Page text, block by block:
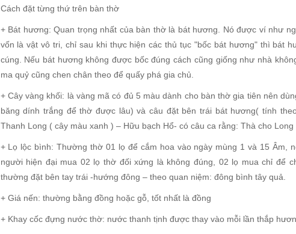
Cách đặt từng thứ trên bàn thờ
+ Bát hương: Quan trọng nhất của bàn thờ là bát hương. Nó được ví như
vốn là vật vô tri, chỉ sau khi thực hiện các thủ tục "bốc bát hương" thì bát
cúng. Nếu bát hương không được bốc đúng cách cũng giống như nhà
ma quỷ cũng chen chân theo để quấy phá gia chủ.
+ Cây vàng khối: là vàng mã có đủ 5 màu dành cho bàn thờ gia tiên nên
băng dính trắng để thờ được lâu) và câu đặt bên trái bát hương( tính
Thanh Long ( cây màu xanh ) – Hữu bạch Hổ- có câu ca rằng: Thà cho
+ Lọ lộc bình: Thường thờ 01 lọ để cắm hoa vào ngày mùng 1 và 15 Âm,
người hiện đại mua 02 lọ thờ đối xứng là không đúng, 02 lọ mua chỉ để
thường đặt bên tay trái -hướng đông – theo quan niệm: đông bình tây quả.
+ Giá nến: thường bằng đồng hoặc gỗ, tốt nhất là đồng
+ Khay cốc đựng nước thờ: nước thanh tịnh được thay vào mỗi lần thắp